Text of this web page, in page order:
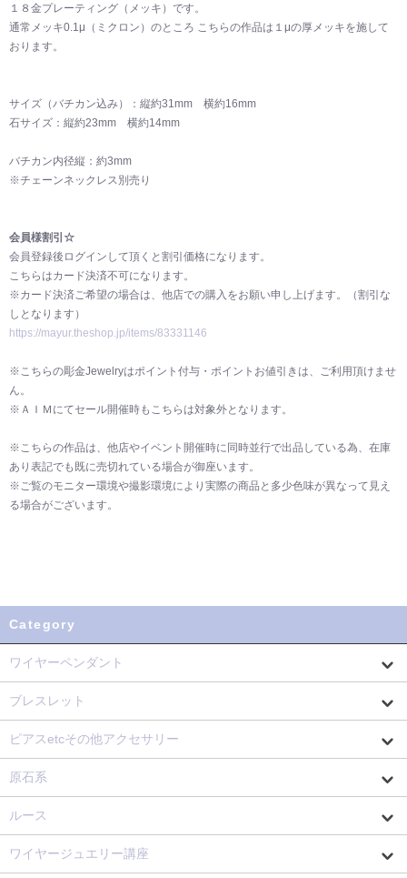
１８金プレーティング（メッキ）です。
通常メッキ0.1μ（ミクロン）のところ こちらの作品は１μの厚メッキを施して
おります。
サイズ（バチカン込み）：縦約31mm 横約16mm
石サイズ：縦約23mm 横約14mm
バチカン内径縦：約3mm
※チェーンネックレス別売り
会員様割引☆
会員登録後ログインして頂くと割引価格になります。
こちらはカード決済不可になります。
※カード決済ご希望の場合は、他店での購入をお願い申し上げます。（割引な
しとなります）
https://mayur.theshop.jp/items/83331146
※こちらの彫金Jewelryはポイント付与・ポイントお値引きは、ご利用頂けませ
ん。
※ＡＩＭにてセール開催時もこちらは対象外となります。
※こちらの作品は、他店やイベント開催時に同時並行で出品している為、在庫
あり表記でも既に売切れている場合が御座います。
※ご覧のモニター環境や撮影環境により実際の商品と多少色味が異なって見え
る場合がございます。
Category
ワイヤーペンダント
ブレスレット
ピアスetcその他アクセサリー
原石系
ルース
ワイヤージュエリー講座